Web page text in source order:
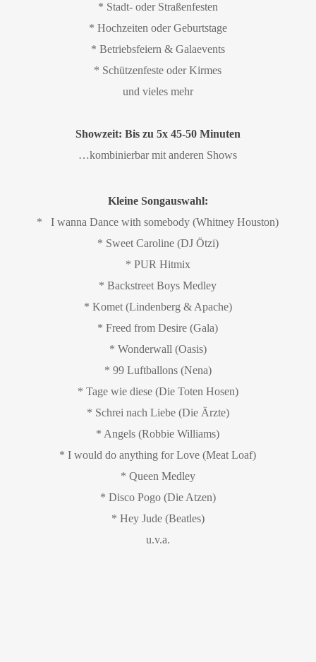
* Stadt- oder Straßenfesten
* Hochzeiten oder Geburtstage
* Betriebsfeiern & Galaevents
* Schützenfeste oder Kirmes
und vieles mehr
Showzeit: Bis zu 5x 45-50 Minuten
…kombinierbar mit anderen Shows
Kleine Songauswahl:
* I wanna Dance with somebody (Whitney Houston)
* Sweet Caroline (DJ Ötzi)
* PUR Hitmix
* Backstreet Boys Medley
* Komet (Lindenberg & Apache)
* Freed from Desire (Gala)
* Wonderwall (Oasis)
* 99 Luftballons (Nena)
* Tage wie diese (Die Toten Hosen)
* Schrei nach Liebe (Die Ärzte)
* Angels (Robbie Williams)
* I would do anything for Love (Meat Loaf)
* Queen Medley
* Disco Pogo (Die Atzen)
* Hey Jude (Beatles)
u.v.a.